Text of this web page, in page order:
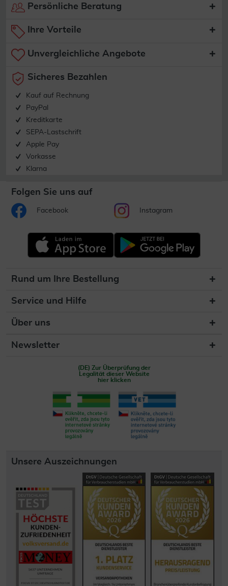
Persönliche Beratung
Ihre Vorteile
Unvergleichliche Angebote
Sicheres Bezahlen
Kauf auf Rechnung
PayPal
Kreditkarte
SEPA-Lastschrift
Apple Pay
Vorkasse
Klarna
Folgen Sie uns auf
Facebook Instagram
Rund um Ihre Bestellung
Service und Hilfe
Über uns
Newsletter
(DE) Zur Überprüfung der
Legalität dieser Website
hier klicken
Unsere Auszeichnungen